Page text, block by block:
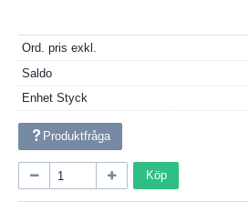
Ord. pris exkl.
Saldo
Enhet Styck
Produktfråga
Köp